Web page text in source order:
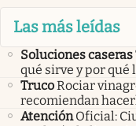
Las más leídas
Soluciones caseras
qué sirve y por qué
TrucoRociar
recomiendan
Atención Oficial: